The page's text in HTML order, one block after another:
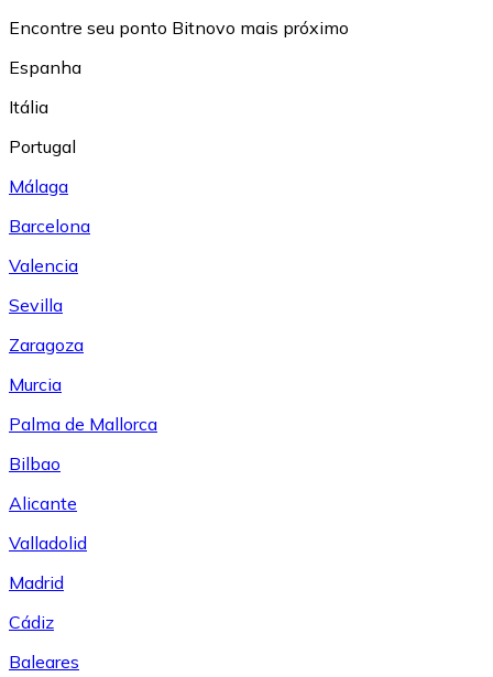
Encontre seu ponto Bitnovo mais próximo
Espanha
Itália
Portugal
Málaga
Barcelona
Valencia
Sevilla
Zaragoza
Murcia
Palma de Mallorca
Bilbao
Alicante
Valladolid
Madrid
Cádiz
Baleares